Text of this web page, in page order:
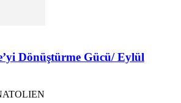
Dönüştürme Gücü/ Eylül